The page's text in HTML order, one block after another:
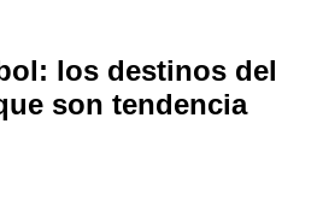
los destinos del
son tendencia